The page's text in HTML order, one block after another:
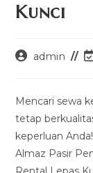
Kunci
Postadmin
Mencari sewa
tetap
keperluan
Almaz Pasir